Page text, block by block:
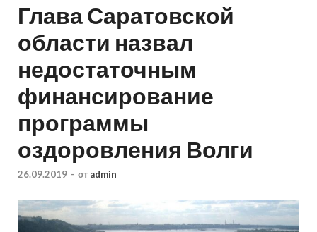
Глава Саратовской
области назвал
недостаточным
финансирование
программы
оздоровления Волги
26.09.2019 - от admin